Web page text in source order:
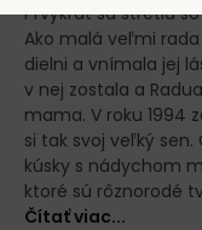
Prvýkrát sa stretla
Ako malá veľmi
dielni a vnímala jej
v nej zostala a
mama. V roku 1994
si tak svoj veľký
kúsky s nádychom
ktoré sú rôznorodé
Čítať viac...